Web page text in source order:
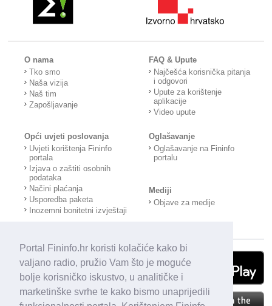
Portal Fininfo.hr koristi kolačiće kako bi
valjano radio, pružio Vam što je moguće
bolje korisničko iskustvo, u analitičke i
marketinške svrhe te kako bismo unaprijedili
O nama
Tko smo
Naša vizija
Naš tim
Zapošljavanje
FAQ & Upute
Najčešća korisnička pitanja
i odgovori
Upute za korištenje
aplikacije
Video upute
Opći uvjeti poslovanja
Uvjeti korištenja Fininfo
portala
Izjava o zaštiti osobnih
podataka
Načini plaćanja
Usporedba paketa
Inozemni bonitetni izvještaji
Oglašavanje
Oglašavanje na Fininfo
portalu
Mediji
Objave za medije